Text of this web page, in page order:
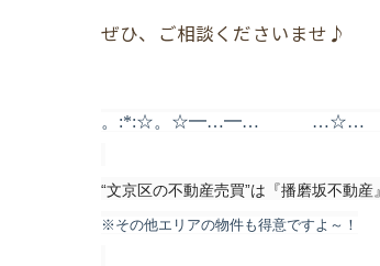
ぜひ、ご相談くださいませ♪
。:*:☆。☆━…━… …☆…
“文京区の不動産売買”は『播磨坂不動産
※その他エリアの物件も得意ですよ～！